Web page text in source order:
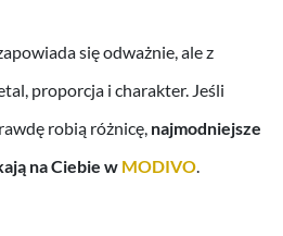
się odważnie, ale z
proporcja i charakter. Jeśli
robią różnicę, najmodniejsze
na Ciebie w MODIVO.